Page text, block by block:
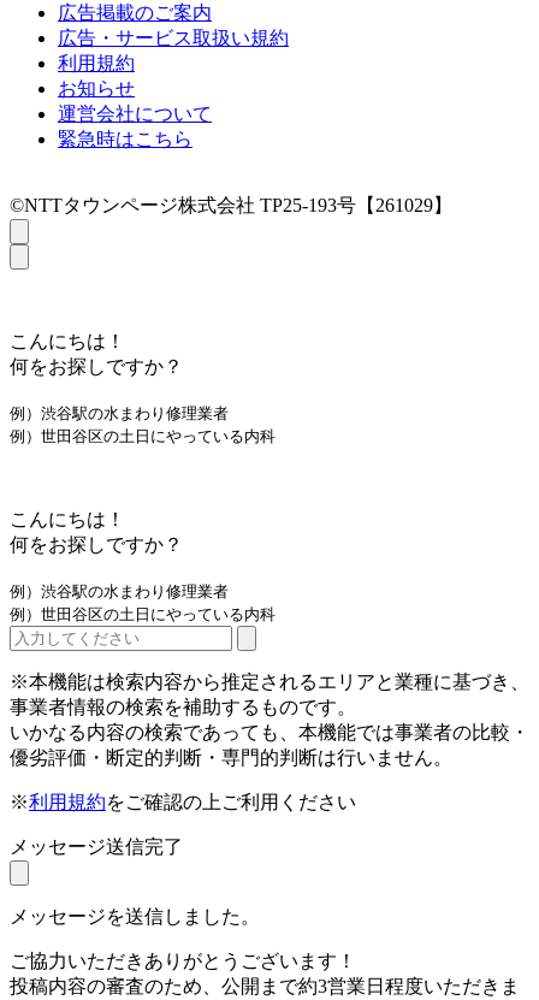
広告掲載のご案内
広告・サービス取扱い規約
利用規約
お知らせ
運営会社について
緊急時はこちら
©NTTタウンページ株式会社 TP25-193号【261029】
こんにちは！
何をお探しですか？
例）渋谷駅の水まわり修理業者
例）世田谷区の土日にやっている内科
こんにちは！
何をお探しですか？
例）渋谷駅の水まわり修理業者
例）世田谷区の土日にやっている内科
※本機能は検索内容から推定されるエリアと業種に基づき、
事業者情報の検索を補助するものです。
いかなる内容の検索であっても、本機能では事業者の比較・
優劣評価・断定的判断・専門的判断は行いません。
※利用規約をご確認の上ご利用ください
メッセージ送信完了
メッセージを送信しました。
ご協力いただきありがとうございます！
投稿内容の審査のため、公開まで約3営業日程度いただきま